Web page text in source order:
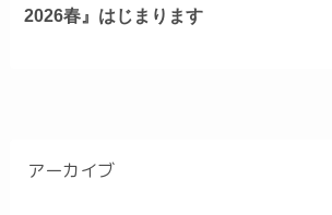
2026春』はじまります
アーカイブ